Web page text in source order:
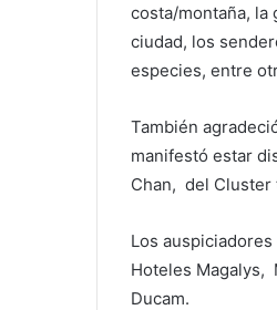
costa/montaña, la
ciudad, los
especies, entre
También
manifestó estar
Chan, del Cluster
Los
Hoteles Magalys,
Ducam.